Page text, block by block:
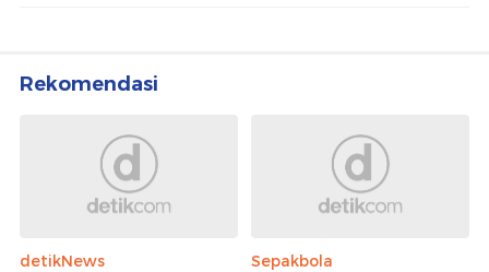
Rekomendasi
detikNews
Sepakbola